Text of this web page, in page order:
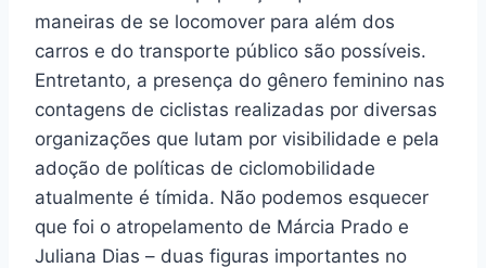
maneiras de se locomover para além dos
carros e do transporte público são possíveis.
Entretanto, a presença do gênero feminino nas
contagens de ciclistas realizadas por diversas
organizações que lutam por visibilidade e pela
adoção de políticas de ciclomobilidade
atualmente é tímida. Não podemos esquecer
que foi o atropelamento de Márcia Prado e
Juliana Dias – duas figuras importantes no